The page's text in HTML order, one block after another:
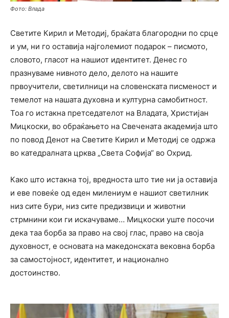
Фото: Влада
Светите Кирил и Методиј, браќата благородни по срце
и ум, ни го оставија најголемиот подарок – писмото,
словото, гласот на нашиот идентитет. Денес го
празнуваме нивното дело, делото на нашите
првоучители, светилници на словенската писменост и
темелот на нашата духовна и културна самобитност.
Тоа го истакна претседателот на Владата, Христијан
Мицкоски, во обраќањето на Свечената академија што
по повод Денот на Светите Кирил и Методиј се одржа
во катедралната црква „Света Софија“ во Охрид.
Како што истакна тој, вредноста што тие ни ја оставија
и еве повеќе од еден милениум е нашиот светилник
низ сите бури, низ сите предизвици и животни
стрмнини кои ги искачуваме… Мицкоски уште посочи
дека таа борба за право на свој глас, право на своја
духовност, е основата на македонската вековна борба
за самостојност, идентитет, и национално
достоинство.